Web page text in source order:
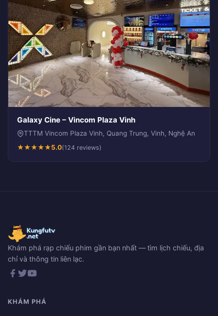
Galaxy Cine – Vincom Plaza Vinh
TTTM Vincom Plaza Vinh, Quang Trung, Vinh, Nghệ An
★★★★★5.0(124 reviews)
Khám phá rạp chiếu phim gần bạn nhất — tìm lịch chiếu, địa
chỉ và thông tin liên lạc.
KHÁM PHÁ